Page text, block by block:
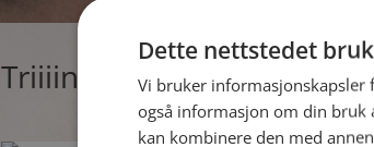
Triiiine, single kvinne fra
Dette nettstedet
Vi bruker informasjonskapsler
også informasjon om din bruk
kan kombinere den med